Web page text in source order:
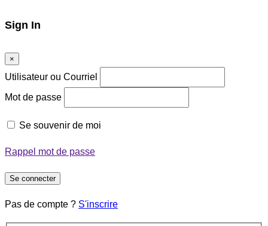
Sign In
×
Utilisateur ou Courriel
Mot de passe
Se souvenir de moi
Rappel mot de passe
Se connecter
Pas de compte ? S'inscrire